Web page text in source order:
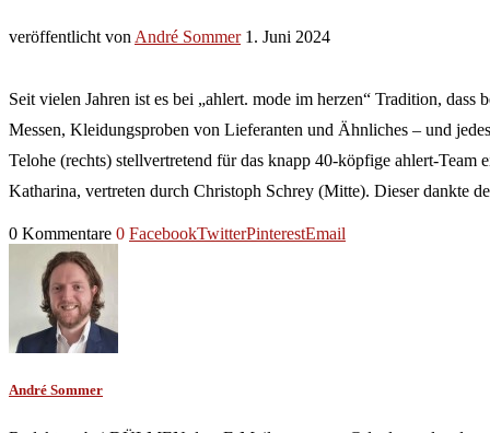
veröffentlicht von André Sommer 1. Juni 2024
Seit vielen Jahren ist es bei „ahlert. mode im herzen“ Tradition,
Messen, Kleidungsproben von Lieferanten und Ähnliches – und
Telohe (rechts) stellvertretend für das knapp 40-köpfige ahlert-
Katharina, vertreten durch Christoph Schrey (Mitte). Dieser dankte
0 Kommentare 0 FacebookTwitterPinterestEmail
André Sommer